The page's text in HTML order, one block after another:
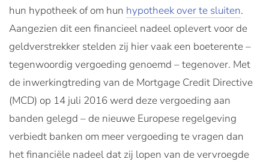
hun hypotheek of om hun hypotheek over te sluiten.
Aangezien dit een financieel nadeel oplevert voor de
geldverstrekker stelden zij hier vaak een boeterente –
tegenwoordig vergoeding genoemd – tegenover. Met
de inwerkingtreding van de Mortgage Credit Directive
(MCD) op 14 juli 2016 werd deze vergoeding aan
banden gelegd – de nieuwe Europese regelgeving
verbiedt banken om meer vergoeding te vragen dan
het financiële nadeel dat zij lopen van de vervroegde